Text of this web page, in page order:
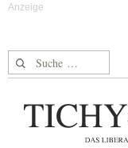
Suche nach: